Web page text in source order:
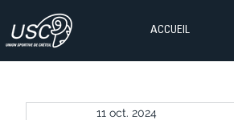
ACCUEIL
11 oct. 2024